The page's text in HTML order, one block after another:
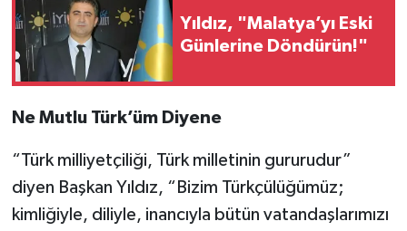
Yıldız, "Malatya’yı Eski
Günlerine Döndürün!"
Ne Mutlu Türk’üm Diyene
“Türk milliyetçiliği, Türk milletinin gururudur”
diyen Başkan Yıldız, “Bizim Türkçülüğümüz;
kimliğiyle, diliyle, inancıyla bütün vatandaşlarımızı